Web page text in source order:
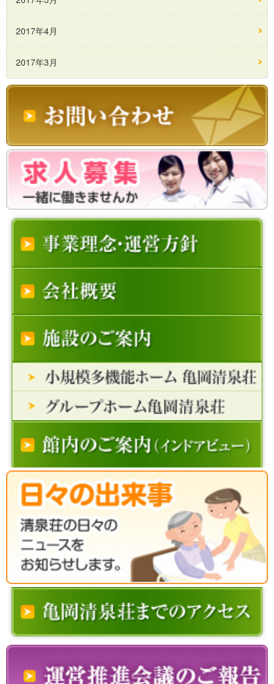
2017年4月
2017年3月